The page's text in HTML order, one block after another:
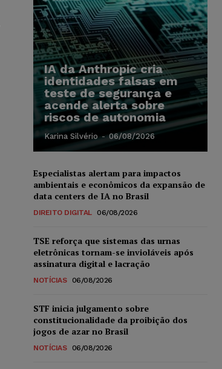
IA da Anthropic cria
identidades falsas em
teste de segurança e
acende alerta sobre
riscos de autonomia
Karina Silvério - 06/08/2026
Especialistas alertam para impactos
ambientais e econômicos da expansão de
data centers de IA no Brasil
DIREITO DIGITAL 06/08/2026
TSE reforça que sistemas das urnas
eletrônicas tornam-se invioláveis após
assinatura digital e lacração
NOTÍCIAS 06/08/2026
STF inicia julgamento sobre
constitucionalidade da proibição dos
jogos de azar no Brasil
NOTÍCIAS 06/08/2026